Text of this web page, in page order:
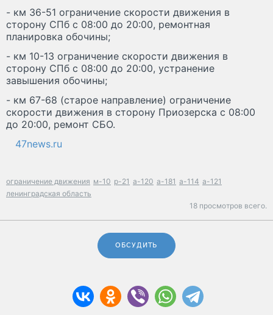
- км 36-51 ограничение скорости движения в
сторону СПб с 08:00 до 20:00, ремонтная
планировка обочины;
- км 10-13 ограничение скорости движения в
сторону СПб с 08:00 до 20:00, устранение
завышения обочины;
- км 67-68 (старое направление) ограничение
скорости движения в сторону Приозерска с 08:00
до 20:00, ремонт СБО.
47news.ru
ограничение движения м-10 р-21 а-120 а-181 а-114 а-121
ленинградская область
18 просмотров всего.
ОБСУДИТЬ